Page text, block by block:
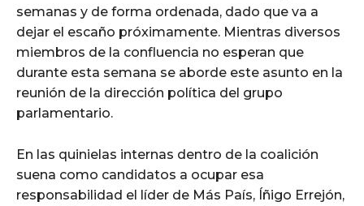
semanas y de forma ordenada, dado que va a
dejar el escaño próximamente. Mientras diversos
miembros de la confluencia no esperan que
durante esta semana se aborde este asunto en la
reunión de la dirección política del grupo
parlamentario.
En las quinielas internas dentro de la coalición
suena como candidatos a ocupar esa
responsabilidad el líder de Más País, Íñigo Errejón,